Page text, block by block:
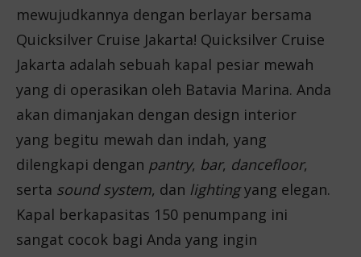
mewujudkannya dengan berlayar bersama
Quicksilver Cruise Jakarta! Quicksilver Cruise
Jakarta adalah sebuah kapal pesiar mewah
yang di operasikan oleh Batavia Marina. Anda
akan dimanjakan dengan design interior
yang begitu mewah dan indah, yang
dilengkapi dengan pantry, bar, dancefloor,
serta sound system, dan lightingyang elegan.
Kapal berkapasitas 150 penumpang ini
sangat cocok bagi Anda yang ingin